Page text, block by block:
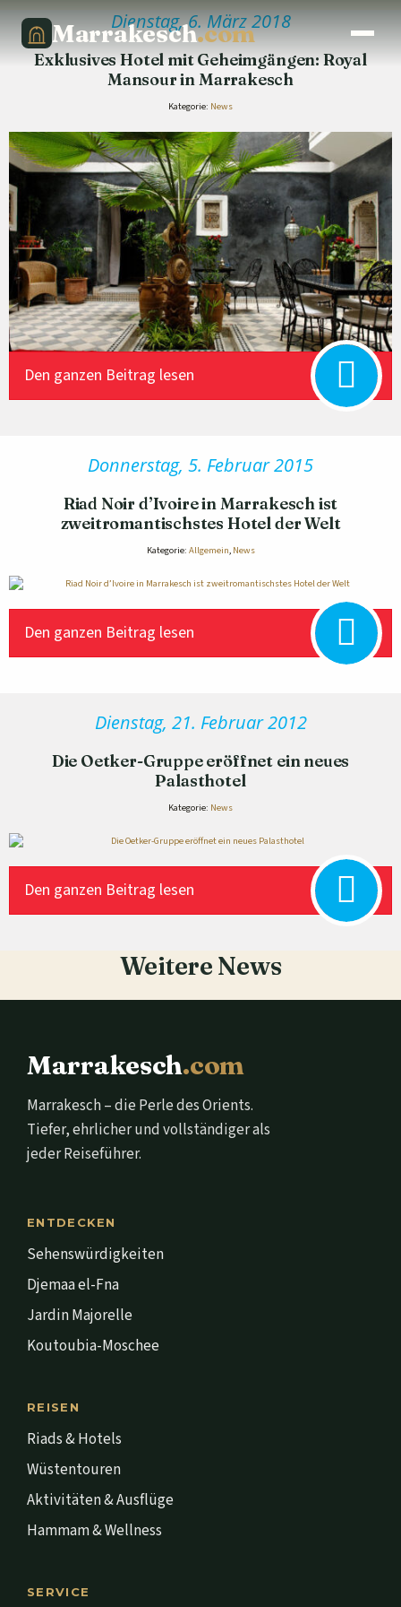
Marrakesch.com
Dienstag, 6. März 2018
Exklusives Hotel mit Geheimgängen: Royal
Mansour in Marrakesch
Kategorie: News
Den ganzen Beitrag lesen
Donnerstag, 5. Februar 2015
Riad Noir d’Ivoire in Marrakesch ist
zweitromantischstes Hotel der Welt
Kategorie: Allgemein, News
Den ganzen Beitrag lesen
Dienstag, 21. Februar 2012
Die Oetker-Gruppe eröffnet ein neues
Palasthotel
Kategorie: News
Den ganzen Beitrag lesen
Weitere News
Marrakesch.com
Marrakesch – die Perle des Orients.
Tiefer, ehrlicher und vollständiger als
jeder Reiseführer.
ENTDECKEN
Sehenswürdigkeiten
Djemaa el-Fna
Jardin Majorelle
Koutoubia-Moschee
REISEN
Riads & Hotels
Wüstentouren
Aktivitäten & Ausflüge
Hammam & Wellness
SERVICE